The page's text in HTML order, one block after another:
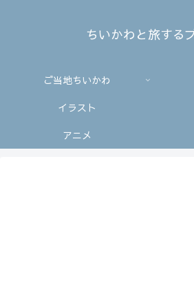
ちいかわと旅する
ご当地ちいかわ
イラスト
アニメ